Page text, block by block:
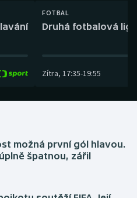
FOTBAL
Druhá fotbalová
Zítra, 17:35-19:55
možná první gól hlavou.
špatnou, zářil